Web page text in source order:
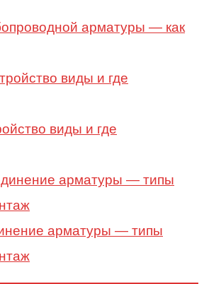
арматуры — как
виды и где
арматуры — типы